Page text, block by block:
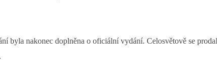
byla nakonec doplněna o oficiální vydání. Celosvětově se